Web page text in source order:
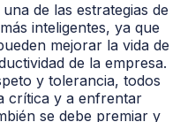
de las estrategias de
inteligentes, ya que
mejorar la vida de
de la empresa.
y tolerancia, todos
crítica y a enfrentar
se debe premiar y